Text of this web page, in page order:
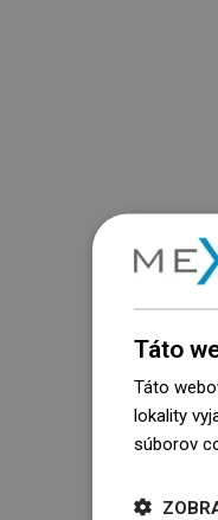
Táto
Táto
lokality
súborov